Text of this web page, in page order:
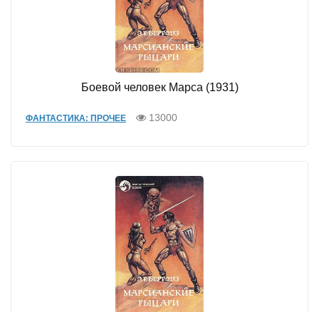
Боевой человек Марса (1931)
ФАНТАСТИКА: ПРОЧЕЕ 13000